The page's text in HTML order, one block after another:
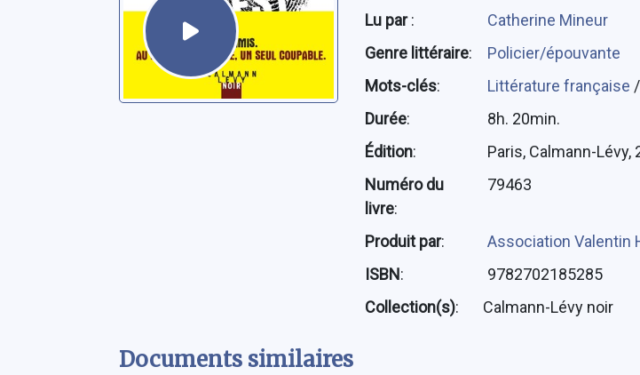
Lu par:
Catherine Mineur
Genre littéraire:
Policier/épouvante
Mots-clés: Littérature française /
Durée:
8h. 20min.
Édition:
Paris, Calmann-Lévy,
Numéro du
livre:
79463
Produit par:
Association Valentin
ISBN:
9782702185285
Collection(s): Calmann-Lévy noir
Documents similaires